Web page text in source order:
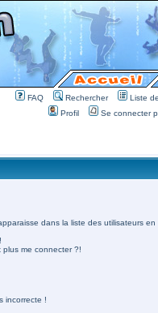
FAQ Rechercher
Liste
Profil
Se connecter
dans la liste des utilisateurs en
me connecter ?!
incorrecte !